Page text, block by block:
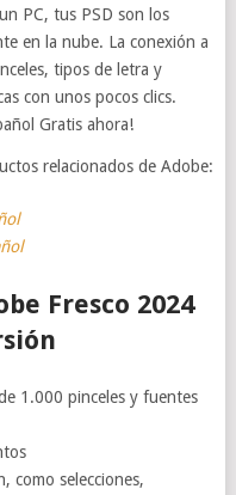
PC, tus PSD son los
en la nube. La conexión a
tipos de letra y
con unos pocos clics.
Gratis ahora!
relacionados de Adobe:
Fresco 2024
1.000 pinceles y fuentes
como selecciones,